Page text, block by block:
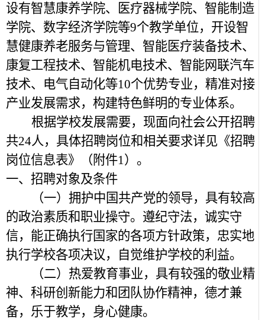
设有智慧康养学院、医疗器械学院、智能制造
学院、数字经济学院等9个教学单位，开设智
慧健康养老服务与管理、智能医疗装备技术、
康复工程技术、智能机电技术、智能网联汽车
技术、电气自动化等10个优势专业，精准对接
产业发展需求，构建特色鲜明的专业体系。
根据学校发展需要，现面向社会公开招聘
共24人，具体招聘岗位和相关要求详见《招聘
岗位信息表》（附件1）。
一、招聘对象及条件
（一）拥护中国共产党的领导，具有较高
的政治素质和职业操守。遵纪守法，诚实守
信，能正确执行国家的各项方针政策，忠实地
执行学校各项决议，自觉维护学校的利益。
（二）热爱教育事业，具有较强的敬业精
神、科研创新能力和团队协作精神，德才兼
备，乐于教学，身心健康。